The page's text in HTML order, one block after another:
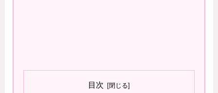
目次